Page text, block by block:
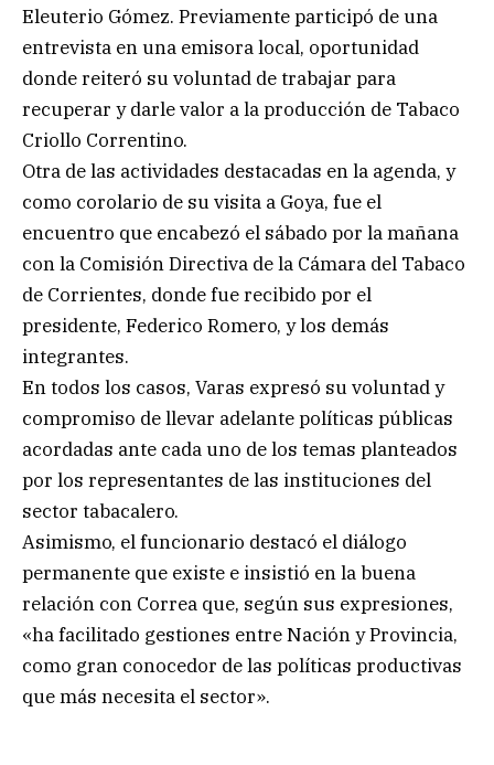
Eleuterio Gómez. Previamente participó de una
entrevista en una emisora local, oportunidad
donde reiteró su voluntad de trabajar para
recuperar y darle valor a la producción de Tabaco
Criollo Correntino.
Otra de las actividades destacadas en la agenda, y
como corolario de su visita a Goya, fue el
encuentro que encabezó el sábado por la mañana
con la Comisión Directiva de la Cámara del Tabaco
de Corrientes, donde fue recibido por el
presidente, Federico Romero, y los demás
integrantes.
En todos los casos, Varas expresó su voluntad y
compromiso de llevar adelante políticas públicas
acordadas ante cada uno de los temas planteados
por los representantes de las instituciones del
sector tabacalero.
Asimismo, el funcionario destacó el diálogo
permanente que existe e insistió en la buena
relación con Correa que, según sus expresiones,
«ha facilitado gestiones entre Nación y Provincia,
como gran conocedor de las políticas productivas
que más necesita el sector».